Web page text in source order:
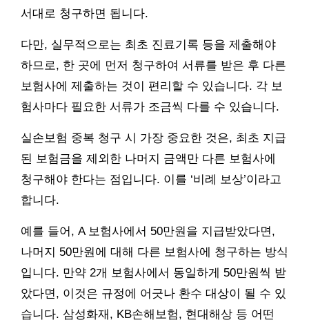
서대로 청구하면 됩니다.
다만, 실무적으로는 최초 진료기록 등을 제출해야
하므로, 한 곳에 먼저 청구하여 서류를 받은 후 다른
보험사에 제출하는 것이 편리할 수 있습니다. 각 보
험사마다 필요한 서류가 조금씩 다를 수 있습니다.
실손보험 중복 청구 시 가장 중요한 것은, 최초 지급
된 보험금을 제외한 나머지 금액만 다른 보험사에
청구해야 한다는 점입니다. 이를 ‘비례 보상’이라고
합니다.
예를 들어, A 보험사에서 50만원을 지급받았다면,
나머지 50만원에 대해 다른 보험사에 청구하는 방식
입니다. 만약 2개 보험사에서 동일하게 50만원씩 받
았다면, 이것은 규정에 어긋나 환수 대상이 될 수 있
습니다. 삼성화재, KB손해보험, 현대해상 등 어떤